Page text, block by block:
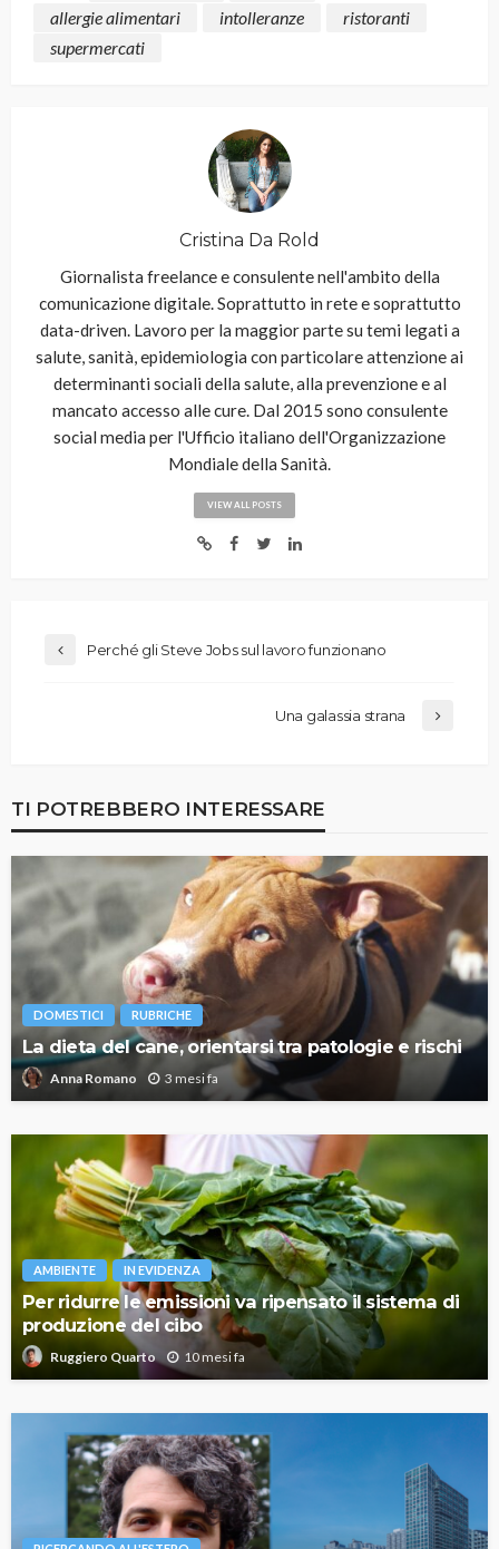
allergie alimentari
intolleranze
ristoranti
supermercati
Cristina Da Rold
Giornalista freelance e consulente nell'ambito della
comunicazione digitale. Soprattutto in rete e soprattutto
data-driven. Lavoro per la maggior parte su temi legati a
salute, sanità, epidemiologia con particolare attenzione ai
determinanti sociali della salute, alla prevenzione e al
mancato accesso alle cure. Dal 2015 sono consulente
social media per l'Ufficio italiano dell'Organizzazione
Mondiale della Sanità.
VIEW ALL POSTS
Perché gli Steve Jobs sul lavoro funzionano
Una galassia strana
TI POTREBBERO INTERESSARE
DOMESTICI RUBRICHE
La dieta del cane, orientarsi tra patologie e rischi
Anna Romano 3 mesi fa
AMBIENTE IN EVIDENZA
Per ridurre le emissioni va ripensato il sistema di
produzione del cibo
Ruggiero Quarto 10 mesi fa